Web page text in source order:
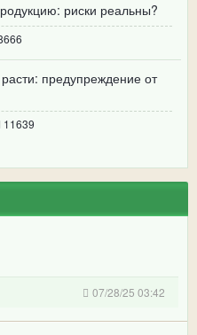
риски реальны?
предупреждение от
11639
07/28/25 03:42